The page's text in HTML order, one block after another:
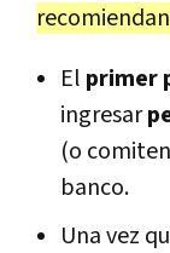
El primer
ingresar
(o
banco.
Una vez